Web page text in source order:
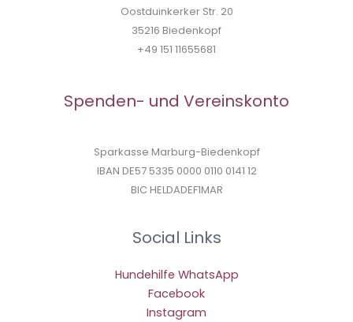
Oostduinkerker Str. 20
35216 Biedenkopf
+49 151 11655681
Spenden- und Vereinskonto
Sparkasse Marburg-Biedenkopf
IBAN DE57 5335 0000 0110 0141 12
BIC HELDADEF1MAR
Social Links
Hundehilfe WhatsApp
Facebook
Instagram